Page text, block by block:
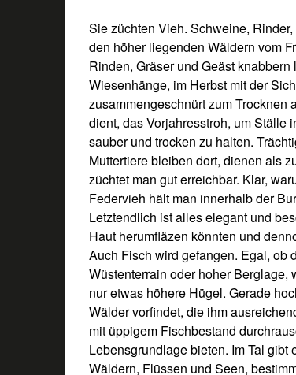
Sie züchten Vieh. Schweine,
den höher liegenden Wäldern vom
Rinden, Gräser und Geäst
Wiesenhänge, im Herbst mit der
zusammengeschnürt zum Trocknen
dient, das Vorjahresstroh, um Ställe
sauber und trocken zu halten.
Muttertiere bleiben dort, dienen als
züchtet man gut erreichbar. Klar,
Federvieh hält man innerhalb der
Letztendlich ist alles elegant und
Haut herumfläzen könnten und
Auch Fisch wird gefangen. Egal, ob
Wüstenterrain oder hoher
nur etwas höhere Hügel. Gerade
Wälder vorfindet, die ihm
mit üppigem Fischbestand
Lebensgrundlage bieten. Im Tal
Wäldern, Flüssen und Seen,